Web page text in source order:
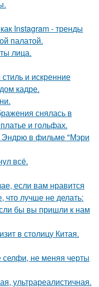
Instagram - тренды
палатой.
лица.
и искренние
кадре.
снялась в
и гольфах.
Эндрю в фильме "Мэри
всё.
если вам нравится
что лучше не делать:
бы вы пришли к нам
в столицу Китая.
селфи, не меняя черты
ультрареалистичная.